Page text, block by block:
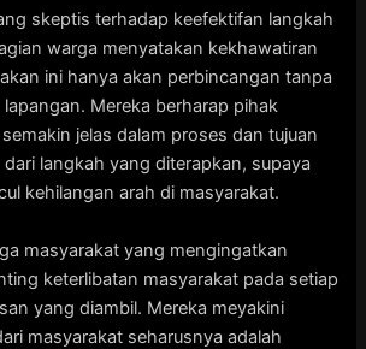
skeptis terhadap keefektifan langkah
warga menyatakan kekhawatiran
ini hanya akan perbincangan tanpa
Mereka berharap pihak
jelas dalam proses dan tujuan
langkah yang diterapkan, supaya
kehilangan arah di masyarakat.
masyarakat yang mengingatkan
keterlibatan masyarakat pada setiap
yang diambil. Mereka meyakini
masyarakat seharusnya adalah